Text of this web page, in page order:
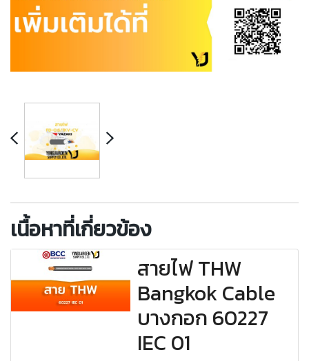
เนื้อหาที่เกี่ยวข้อง
สายไฟ THW
Bangkok Cable
บางกอก 60227
IEC 01